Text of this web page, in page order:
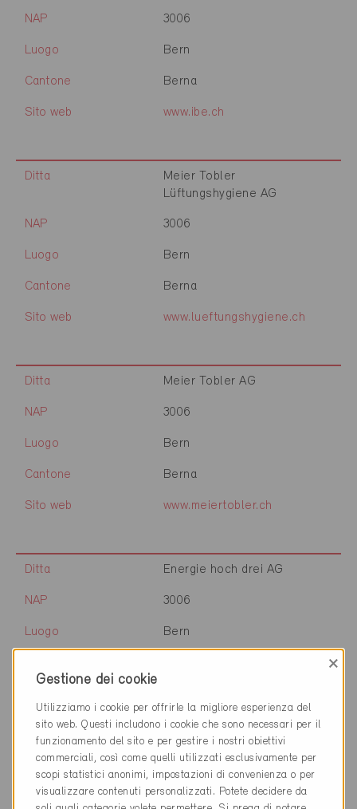
NAP 3006
Luogo Bern
Cantone Berna
Sito web www.ibe.ch
Ditta
Meier Tobler
Lüftungshygiene AG
NAP 3006
Luogo Bern
Cantone Berna
Sito web www.lueftungshygiene.ch
Ditta Meier Tobler AG
NAP 3006
Luogo Bern
Cantone Berna
Sito web www.meiertobler.ch
Ditta Energie hoch drei AG
NAP 3006
Luogo Bern
Ditta hpb consulting ag
NAP 3006
Gestione dei cookie
×
Utilizziamo i cookie per offrirle la migliore esperienza del
sito web. Questi includono i cookie che sono necessari per il
funzionamento del sito e per gestire i nostri obiettivi
commerciali, così come quelli utilizzati esclusivamente per
scopi statistici anonimi, impostazioni di convenienza o per
visualizzare contenuti personalizzati. Potete decidere da